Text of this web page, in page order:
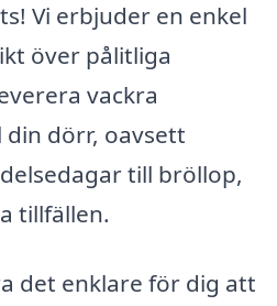
Vi erbjuder en enkel
över pålitliga
vackra
dörr, oavsett
till bröllop,
tillfällen.
det enklare för dig att